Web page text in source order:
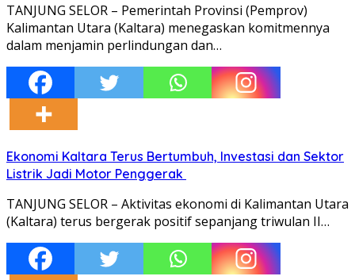
TANJUNG SELOR – Pemerintah Provinsi (Pemprov)
Kalimantan Utara (Kaltara) menegaskan komitmennya
dalam menjamin perlindungan dan…
Ekonomi Kaltara Terus Bertumbuh, Investasi dan Sektor
Listrik Jadi Motor Penggerak
TANJUNG SELOR – Aktivitas ekonomi di Kalimantan Utara
(Kaltara) terus bergerak positif sepanjang triwulan II…